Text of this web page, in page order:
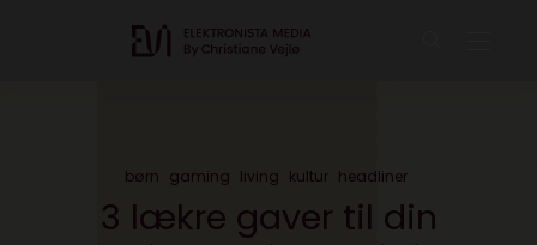
børn gaming living kultur headliner
3 lækre gaver til din